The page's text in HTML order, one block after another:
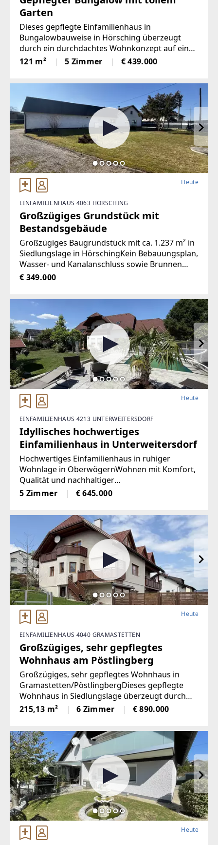
Garten
Dieses gepflegte Einfamilienhaus in
Bungalowbauweise in Hörsching überzeugt
durch ein durchdachtes Wohnkonzept auf einer
Ebene und ein großzügiges Platzangebot. Die
Immobilie verfügt über ca. 260 m²
121 m² 5 Zimmer € 439.000
Heute
EINFAMILIENHAUS 4063 HÖRSCHING
Großzügiges Grundstück mit
Bestandsgebäude
Großzügiges Baugrundstück mit ca. 1.237 m² in
Siedlungslage in HörschingKein Bebauungsplan,
Wasser- und Kanalanschluss sowie Brunnen
vorhanden, Grundstück wird noch geteilt -
€ 349.000
Heute
EINFAMILIENHAUS 4213 UNTERWEITERSDORF
Idyllisches hochwertiges
Einfamilienhaus in Unterweitersdorf
Hochwertiges Einfamilienhaus in ruhiger
Wohnlage in OberwögernWohnen mit Komfort,
Qualität und nachhaltiger
EnergieversorgungDieses gepflegte
Einfamilienhaus befindet sich in einer ruhigen
5 Zimmer € 645.000
Heute
EINFAMILIENHAUS 4040 GRAMASTETTEN
Großzügiges, sehr gepflegtes
Wohnhaus am Pöstlingberg
Großzügiges, sehr gepflegtes Wohnhaus in
Gramastetten/PöstlingbergDieses gepflegte
Wohnhaus in Siedlungslage überzeugt durch
seine großzügige Raumaufteilung und
vielseitige Nutzungsmöglichkeiten. Mit einer
215,13 m² 6 Zimmer € 890.000
Heute